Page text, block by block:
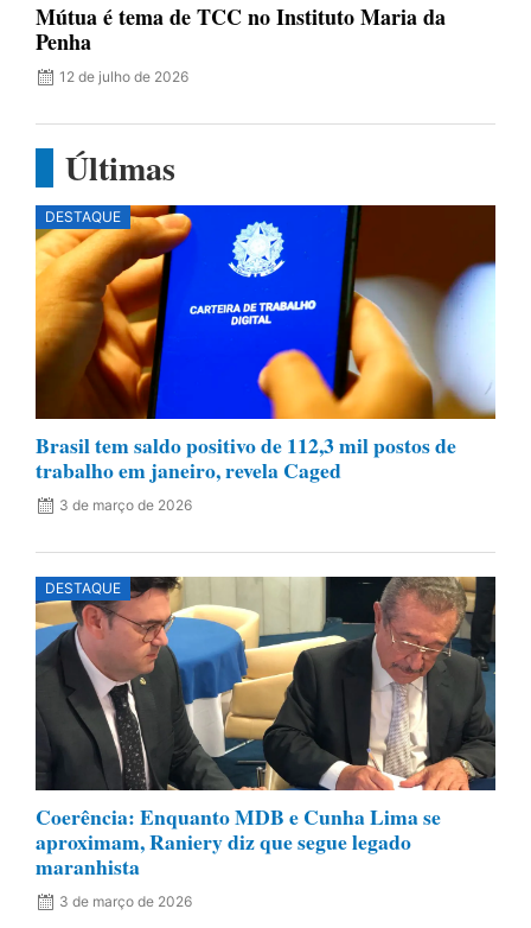
Mútua é tema de TCC no Instituto Maria da
Penha
12 de julho de 2026
Últimas
DESTAQUE
Brasil tem saldo positivo de 112,3 mil postos de
trabalho em janeiro, revela Caged
3 de março de 2026
DESTAQUE
Coerência: Enquanto MDB e Cunha Lima se
aproximam, Raniery diz que segue legado
maranhista
3 de março de 2026